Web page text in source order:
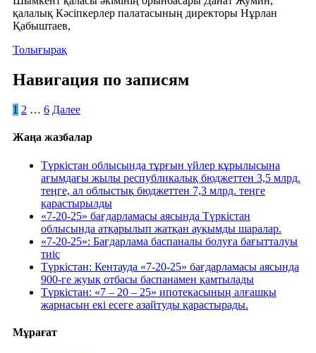
қалалық Кәсіпкерлер палатасының директоры Нұрлан
Қабыштаев,
Толығырақ
Навигация по записям
1 2 … 6 Далее
Жаңа жазбалар
Түркістан облысында тұрғын үйлер құрылысына
ағымдағы жылы республикалық бюджеттен 3,5 млрд.
теӊге, ал облыстық бюджеттен 7,3 млрд. теӊге
қарастырылды
«7-20-25» бағдарламасы аясында Түркістан
облысында атқарылып жатқан ауқымды шаралар.
«7-20-25»: Бағдарлама баспаналы болуға бағытталуы
тиіс
Түркістан: Кентауда «7-20-25» бағдарламасы аясында
900-ге жуық отбасы баспанамен қамтылады
Түркістан: «7 – 20 – 25» ипотекасының алғашқы
жарнасын екі есеге азайтуды қарастырады.
Мұрағат